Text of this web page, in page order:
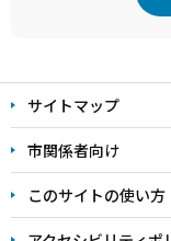
文
こ
こ
ま
で
サイトマップ
市関係者向け
このサイトの使い方